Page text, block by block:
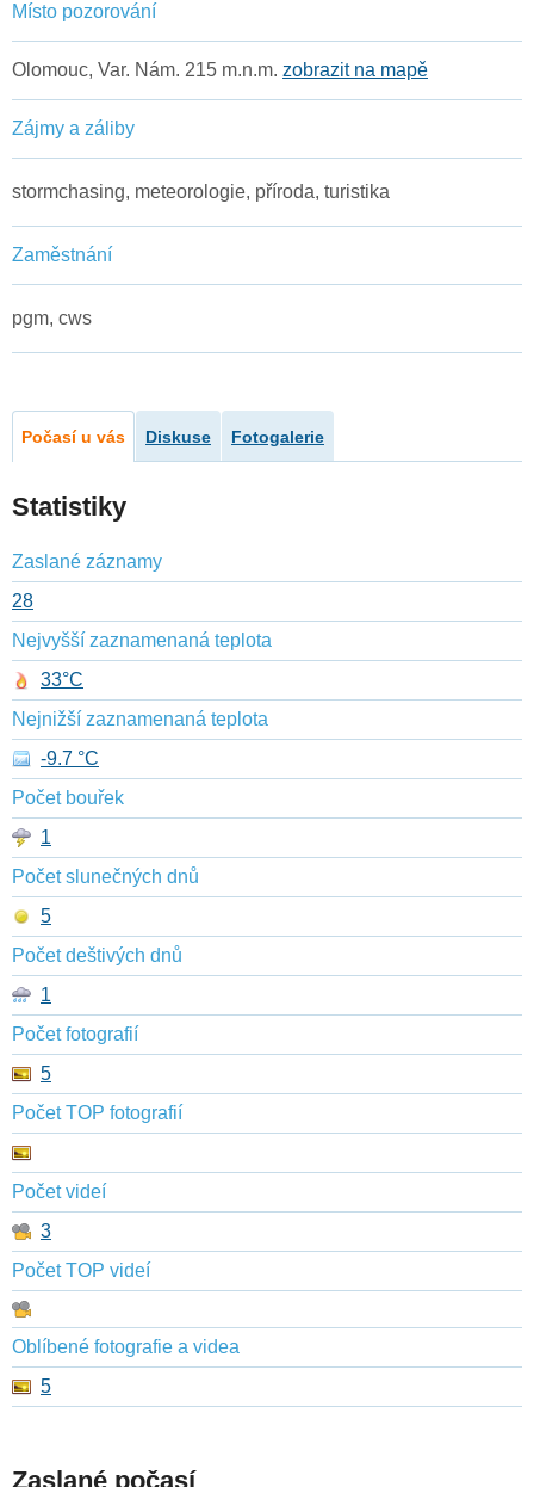
Místo pozorování
Olomouc, Var. Nám. 215 m.n.m. zobrazit na mapě
Zájmy a záliby
stormchasing, meteorologie, příroda, turistika
Zaměstnání
pgm, cws
Počasí u vás Diskuse Fotogalerie
Statistiky
Zaslané záznamy
28
Nejvyšší zaznamenaná teplota
33°C
Nejnižší zaznamenaná teplota
-9.7 °C
Počet bouřek
1
Počet slunečných dnů
5
Počet deštivých dnů
1
Počet fotografií
5
Počet TOP fotografií
Počet videí
3
Počet TOP videí
Oblíbené fotografie a videa
5
Zaslané počasí